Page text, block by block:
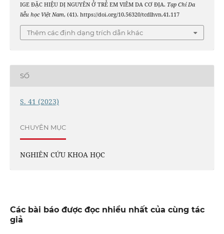
IGE ĐẶC HIỆU DỊ NGUYÊN Ở TRẺ EM VIÊM DA CƠ ĐỊA. Tạp Chí Da
liễu học Việt Nam, (41). https://doi.org/10.56320/tcdlhvn.41.117
Thêm các định dạng trích dẫn khác
SỐ
S. 41 (2023)
CHUYÊN MỤC
NGHIÊN CỨU KHOA HỌC
Các bài báo được đọc nhiều nhất của cùng tác
giả